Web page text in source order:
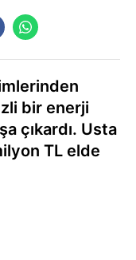
bir enerji
çıkardı. Usta
TL elde